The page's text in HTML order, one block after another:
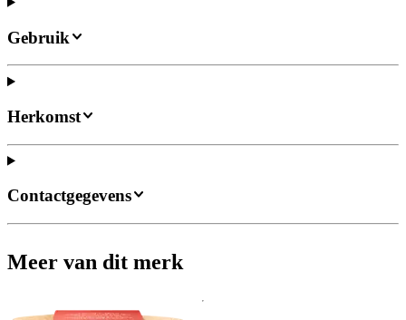
Gebruik
Herkomst
Contactgegevens
Meer van dit merk